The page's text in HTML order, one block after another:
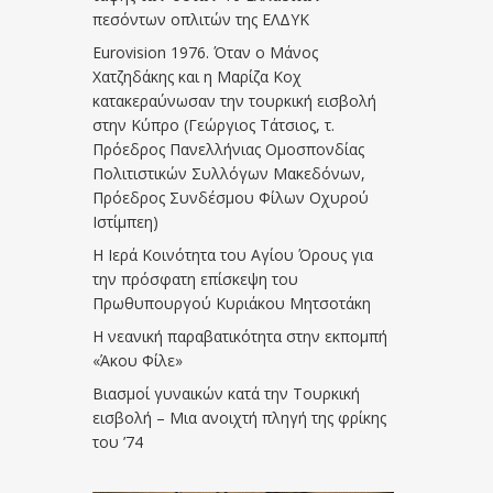
πεσόντων οπλιτών της ΕΛΔΥΚ
Eurovision 1976. Όταν ο Μάνος
Χατζηδάκης και η Μαρίζα Κοχ
κατακεραύνωσαν την τουρκική εισβολή
στην Κύπρο (Γεώργιος Τάτσιος, τ.
Πρόεδρος Πανελλήνιας Ομοσπονδίας
Πολιτιστικών Συλλόγων Μακεδόνων,
Πρόεδρος Συνδέσμου Φίλων Οχυρού
Ιστίμπεη)
Η Ιερά Κοινότητα του Αγίου Όρους για
την πρόσφατη επίσκεψη του
Πρωθυπουργού Κυριάκου Μητσοτάκη
Η νεανική παραβατικότητα στην εκπομπή
«Άκου Φίλε»
Βιασμοί γυναικών κατά την Τουρκική
εισβολή – Μια ανοιχτή πληγή της φρίκης
του ’74